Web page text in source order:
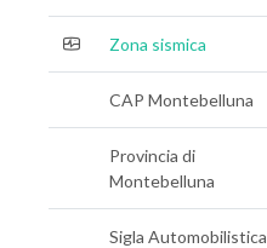
Zona sismica
CAP Montebelluna
Provincia di
Montebelluna
Sigla Automobilistica